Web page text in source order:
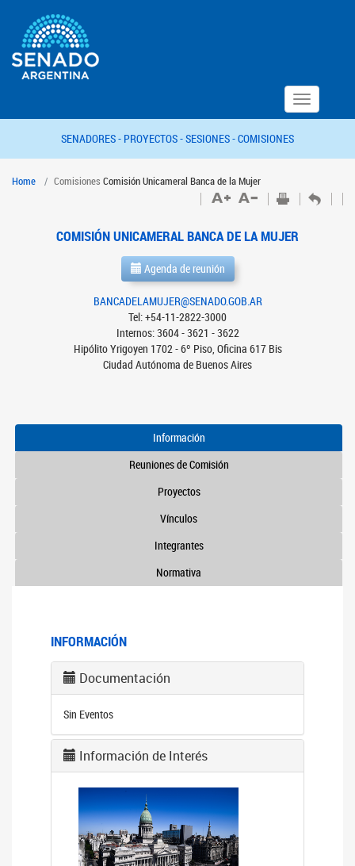
Toggle
navigation
SENADORES - PROYECTOS -SESIONES -COMISIONES
Home Comisiones Comisión Unicameral Banca de la Mujer
COMISIÓN UNICAMERAL BANCA DE LA MUJER
Agenda de reunión
BANCADELAMUJER@SENADO.GOB.AR
Tel: +54-11-2822-3000
Internos: 3604 - 3621 - 3622
Hipólito Yrigoyen 1702 - 6º Piso, Oficina 617 Bis
Ciudad Autónoma de Buenos Aires
Información
Reuniones de Comisión
Proyectos
Vínculos
Integrantes
Normativa
INFORMACIÓN
Documentación
Sin Eventos
Información de Interés